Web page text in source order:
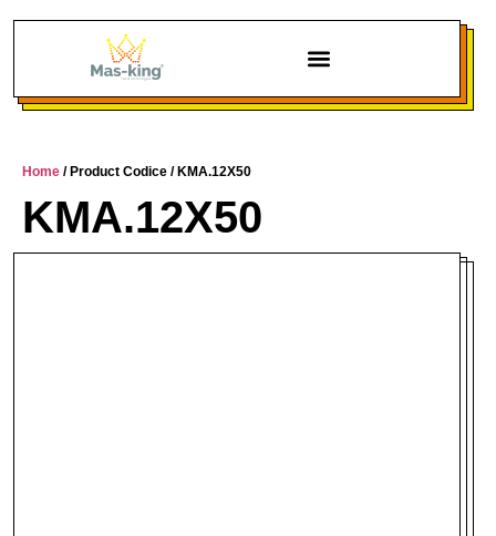
Home / Product Codice / KMA.12X50
KMA.12X50